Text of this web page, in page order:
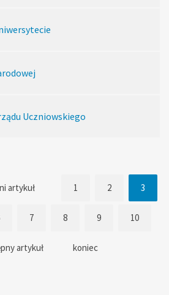
Uczniowskiego
artykuł 1 2 3
7 8 9 10
artykuł koniec